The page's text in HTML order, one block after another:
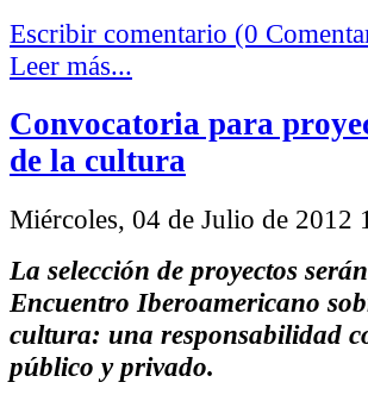
Escribir comentario (0
Leer más...
Convocatoria para
de la cultura
Miércoles, 04 de Julio de 2012
La selección de proyectos
Encuentro Iberoamericano
cultura: una responsabilidad
público y privado.